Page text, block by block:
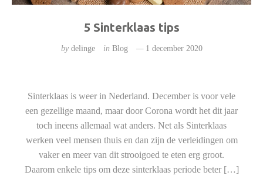
5 Sinterklaas tips
by delinge in Blog 1 december 2020
Sinterklaas is weer in Nederland. December is voor vele
een gezellige maand, maar door Corona wordt het dit jaar
toch ineens allemaal wat anders. Net als Sinterklaas
werken veel mensen thuis en dan zijn de verleidingen om
vaker en meer van dit strooigoed te eten erg groot.
Daarom enkele tips om deze sinterklaas periode beter […]